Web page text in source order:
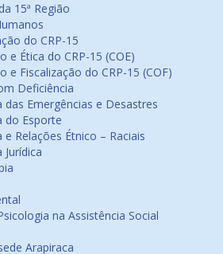
15ª Região
do CRP-15
e Ética do CRP-15 (COE)
e Fiscalização do CRP-15 (COF)
Deficiência
Emergências e Desastres
do Esporte
Relações Étnico – Raciais
na Assistência Social
Arapiraca